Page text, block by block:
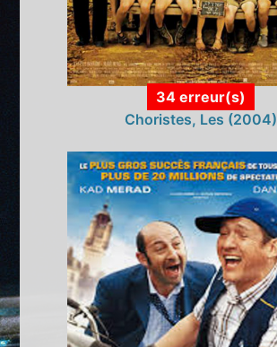
34 erreur(s)
Choristes, Les (2004)